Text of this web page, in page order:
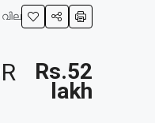
വില
Rs.52
lakh